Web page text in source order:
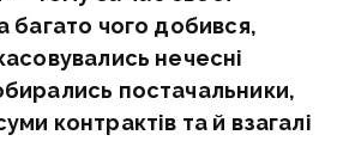
багато чого добився,
нечесні
постачальники,
контрактів та й взагалі